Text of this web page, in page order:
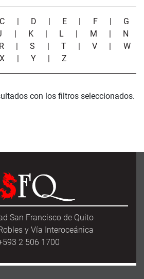
C | D | E | F | G
| K | L | M | N
R |S | T |V | W
X | Y |Z
con los filtros seleccionados.
San Francisco de Quito
y Vía Interoceánica
2 506 1700